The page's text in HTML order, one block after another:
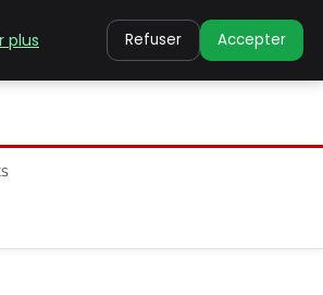
plus Refuser Accepter